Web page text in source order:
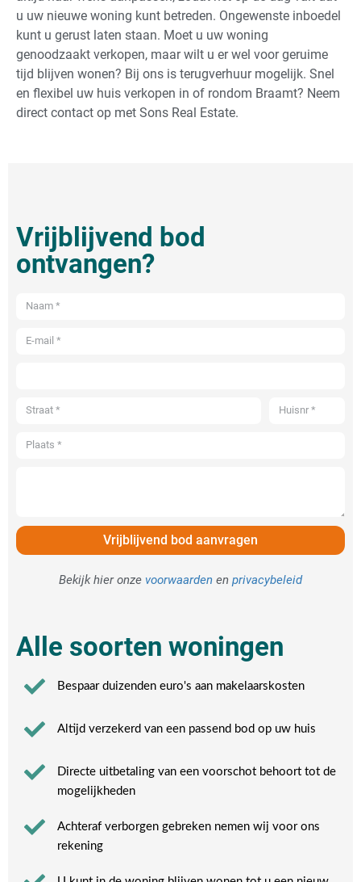
u uw nieuwe woning kunt betreden. Ongewenste inboedel
kunt u gerust laten staan. Moet u uw woning
genoodzaakt verkopen, maar wilt u er wel voor geruime
tijd blijven wonen? Bij ons is terugverhuur mogelijk. Snel
en flexibel uw huis verkopen in of rondom Braamt? Neem
direct contact op met Sons Real Estate.
Vrijblijvend bod
ontvangen?
Vrijblijvend bod aanvragen
Bekijk hier onze voorwaarden en privacybeleid
Alle soorten woningen
Bespaar duizenden euro's aan makelaarskosten
Altijd verzekerd van een passend bod op uw huis
Directe uitbetaling van een voorschot behoort tot de
mogelijkheden
Achteraf verborgen gebreken nemen wij voor ons
rekening​